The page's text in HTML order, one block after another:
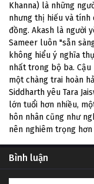
Khanna) là những
nhưng thị hiếu và tính
đồng. Akash là người
Sameer luôn "sẵn
không hiểu ý nghĩa
nhất trong bộ ba.
một chàng trai hoàn
Siddharth yêu Tara
lớn tuổi hơn nhiều,
hôn nhân cũng như
nên nghiêm trọng
Bình luận